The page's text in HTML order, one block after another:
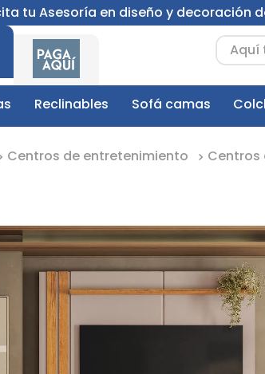
tu Asesoría en diseño y decoración
Aquí tu
Reclinables Sofá camas
Centros de entretenimiento Centros